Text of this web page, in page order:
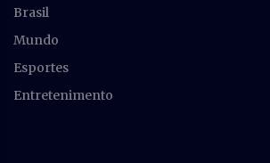
Brasil
Mundo
Esportes
Entretenimento